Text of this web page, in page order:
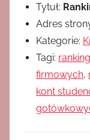
Tytuł:
Adres
Kategorie:
Tagi:
firmowych,
kont